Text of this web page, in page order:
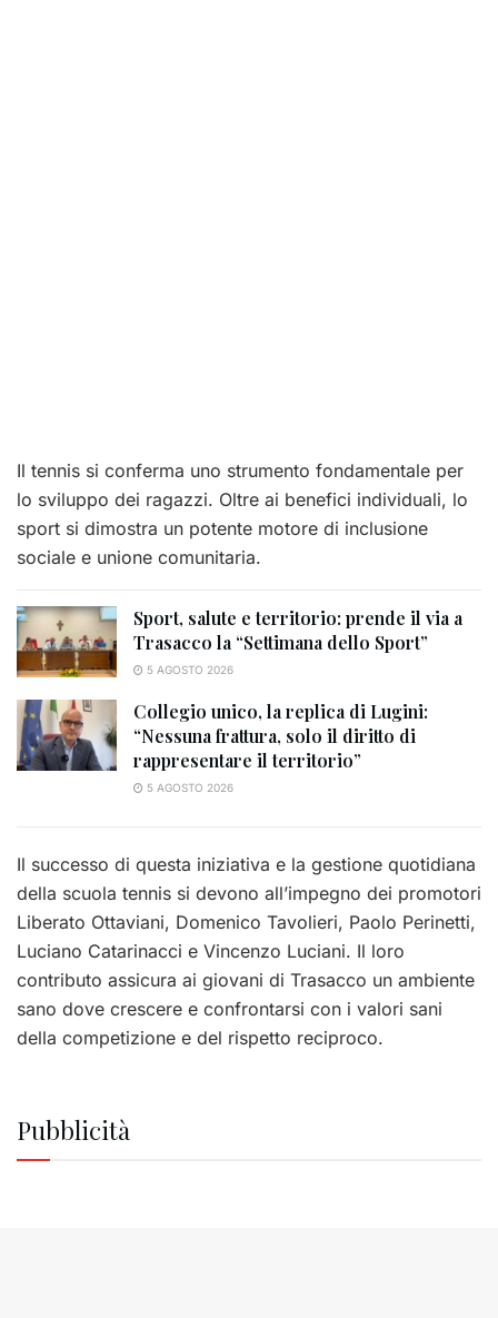
Il tennis si conferma uno strumento fondamentale per
lo sviluppo dei ragazzi. Oltre ai benefici individuali, lo
sport si dimostra un potente motore di inclusione
sociale e unione comunitaria.
Sport, salute e territorio: prende il via a
Trasacco la “Settimana dello Sport”
5 AGOSTO 2026
Collegio unico, la replica di Lugini:
“Nessuna frattura, solo il diritto di
rappresentare il territorio”
5 AGOSTO 2026
Il successo di questa iniziativa e la gestione quotidiana
della scuola tennis si devono all’impegno dei promotori
Liberato Ottaviani, Domenico Tavolieri, Paolo Perinetti,
Luciano Catarinacci e Vincenzo Luciani. Il loro
contributo assicura ai giovani di Trasacco un ambiente
sano dove crescere e confrontarsi con i valori sani
della competizione e del rispetto reciproco.
Pubblicità